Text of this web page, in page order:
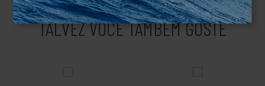
TALVEZ VOCÊ TAMBÉM GOSTE